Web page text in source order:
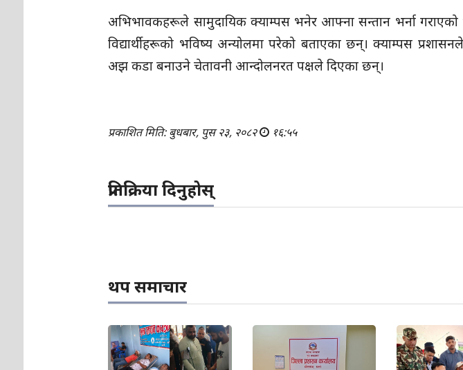
अभिभावकहरूले सामुदायिक क्याम्पस भनेर आफ्ना सन्तान भर्ना
विद्यार्थीहरूको भविष्य अन्योलमा परेको बताएका छन्। क्याम्पस
अझ कडा बनाउने चेतावनी आन्दोलनरत पक्षले दिएका छन्।
प्रकाशित मिति: बुधबार, पुस २३, २०८२ १६:५५
प्रतिक्रिया दिनुहोस्
थप समाचार